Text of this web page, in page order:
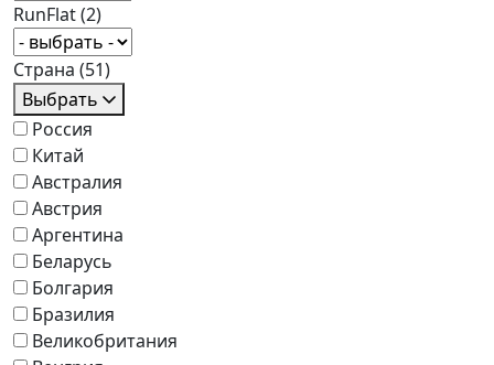
RunFlat(2)
Страна (51)
Выбрать
Россия
Китай
Австралия
Австрия
Аргентина
Беларусь
Болгария
Бразилия
Великобритания